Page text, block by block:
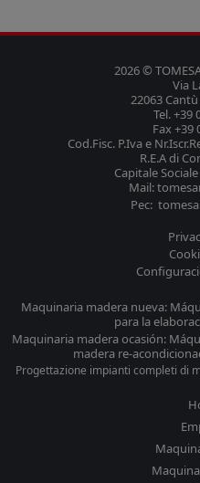
2026 ©
Via
22063 Cantù
Tel. +39
Fax +39
Cod.Fisc. P.Iva e
R.E.A di
Capitale
Mail:
Pec:
Maquinaria madera nueva:
para la
Maquinaria madera ocasión:
madera re-
Progettazione impianti completi di